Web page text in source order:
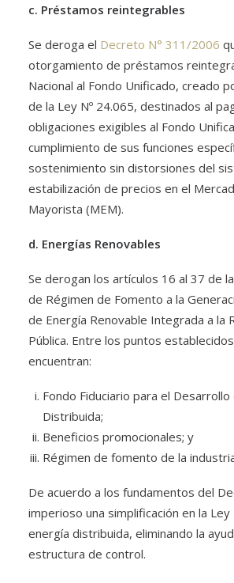
c. Préstamos reintegrables
Se deroga el Decreto N° 311/2006
otorgamiento de préstamos
Nacional al Fondo Unificado, creado
de la Ley Nº 24.065, destinados al
obligaciones exigibles al Fondo
cumplimiento de sus funciones
sostenimiento sin distorsiones del
estabilización de precios en el
Mayorista (MEM).
d. Energías Renovables
Se derogan los artículos 16 al 37 de la
de Régimen de Fomento a la
de Energía Renovable Integrada a la
Pública. Entre los puntos
encuentran:
Fondo Fiduciario para el Desarrollo
Distribuida;
Beneficios promocionales; y
Régimen de fomento de la
De acuerdo a los fundamentos del
imperioso una simplificación en la
energía distribuida, eliminando la
estructura de control.